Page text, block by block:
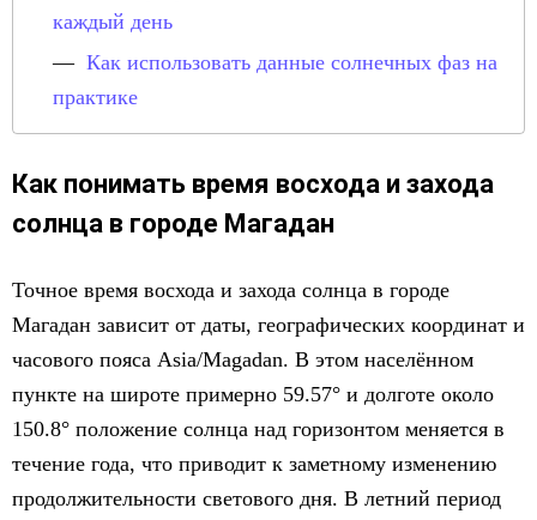
каждый день
Как использовать данные солнечных фаз на
практике
Как понимать время восхода и захода
солнца в городе Магадан
Точное время восхода и захода солнца в городе
Магадан зависит от даты, географических координат и
часового пояса Asia/Magadan. В этом населённом
пункте на широте примерно 59.57° и долготе около
150.8° положение солнца над горизонтом меняется в
течение года, что приводит к заметному изменению
продолжительности светового дня. В летний период